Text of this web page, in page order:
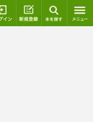
ログイン 新規登録